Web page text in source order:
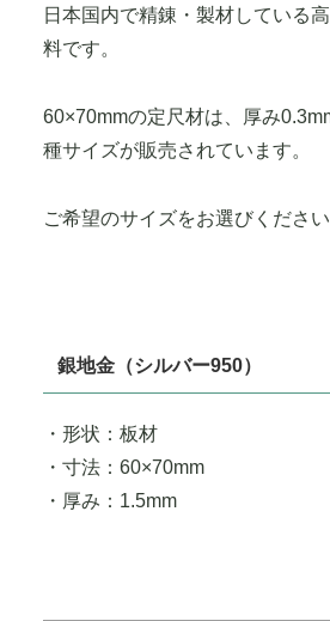
日本国内で精錬・製材している
料です。
60×70mmの定尺材は、厚み
種サイズが販売されています。
ご希望のサイズをお選びください
銀地金（シルバー950）
・形状：板材
・寸法：60×70mm
・厚み：1.5mm